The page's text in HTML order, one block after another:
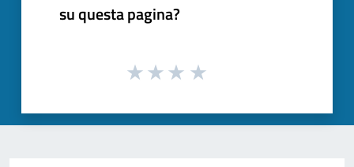
su questa pagina?